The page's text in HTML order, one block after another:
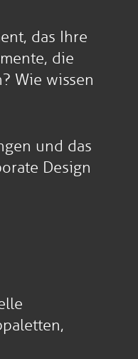
das Ihre
die
Wie wissen
und das
Design